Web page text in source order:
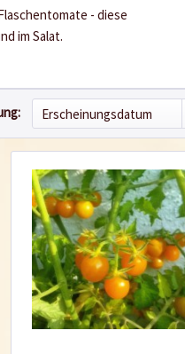
- diese
im Salat.